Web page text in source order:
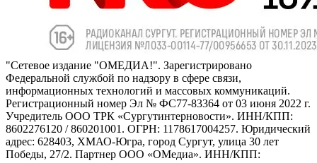
"Сетевое издание "ОМЕДИА!". Зарегистрировано
Федеральной службой по надзору в сфере связи,
информационных технологий и массовых коммуникаций.
Регистрационный номер Эл № ФС77-83364 от 03 июня 2022 г.
Учредитель ООО ТРК «Сургутинтерновости». ИНН/КПП:
8602276120 / 860201001. ОГРН: 1178617004257. Юридический
адрес: 628403, ХМАО-Югра, город Сургут, улица 30 лет
Победы, 27/2. Партнер ООО «ОМедиа». ИНН/КПП: